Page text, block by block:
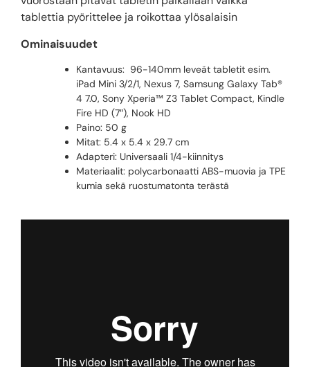
tablettia pyörittelee ja roikottaa ylösalaisin
Ominaisuudet
Kantavuus: 96-140mm leveät tabletit esim.
iPad Mini 3/2/1, Nexus 7, Samsung Galaxy Tab®
4 7.0, Sony Xperia™ Z3 Tablet Compact, Kindle
Fire HD (7″), Nook HD
Paino: 50 g
Mitat: 5.4 x 5.4 x 29.7 cm
Adapteri: Universaali 1/4-kiinnitys
Materiaalit: polycarbonaatti ABS-muovia ja TPE
kumia sekä ruostumatonta terästä